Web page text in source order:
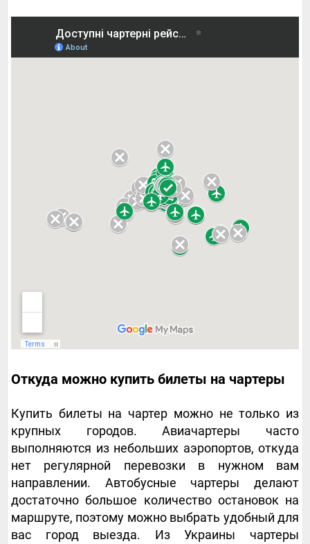
Откуда можно купить билеты на чартеры
Купить билеты на чартер можно не только из
крупных городов. Авиачартеры часто
выполняются из небольших аэропортов, откуда
нет регулярной перевозки в нужном вам
направлении. Автобусные чартеры делают
достаточно большое количество остановок на
маршруте, поэтому можно выбрать удобный для
вас город выезда. Из Украины чартеры